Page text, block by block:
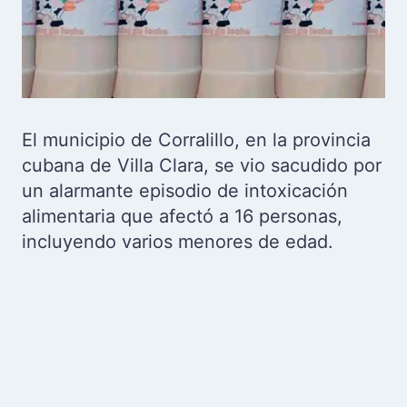
El municipio de Corralillo, en la provincia
cubana de Villa Clara, se vio sacudido por
un alarmante episodio de intoxicación
alimentaria que afectó a 16 personas,
incluyendo varios menores de edad.